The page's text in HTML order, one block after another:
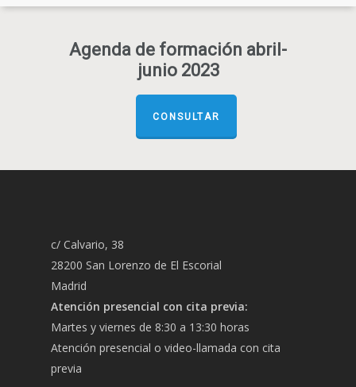
Agenda de formación abril-
junio 2023
CONSULTAR
c/ Calvario, 38
28200 San Lorenzo de El Escorial
Madrid
Atención presencial con cita previa:
Martes y viernes de 8:30 a 13:30 horas
Atención presencial o video-llamada con cita
previa